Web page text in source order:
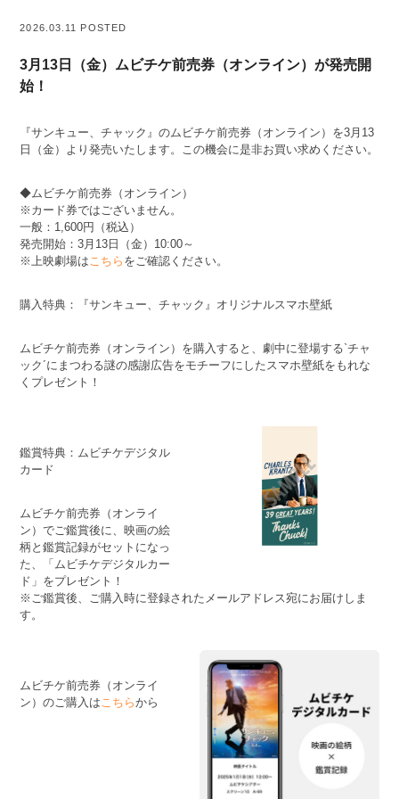
2026.03.11 POSTED
3月13日（金）ムビチケ前売券（オンライン）が発売開
始！
『サンキュー、チャック』のムビチケ前売券（オンライン）を3月13
日（金）より発売いたします。この機会に是非お買い求めください。
◆ムビチケ前売券（オンライン）
※カード券ではございません。
一般：1,600円（税込）
発売開始：3月13日（金）10:00～
※上映劇場はこちら をご確認ください。
購入特典：『サンキュー、チャック』オリジナルスマホ壁紙
ムビチケ前売券（オンライン）を購入すると、劇中に登場する`チャ
ック´にまつわる謎の感謝広告をモチーフにしたスマホ壁紙をもれな
くプレゼント！
鑑賞特典：ムビチケデジタル
カード
ムビチケ前売券（オンライ
ン）でご鑑賞後に、映画の絵
柄と鑑賞記録がセットになっ
た、「ムビチケデジタルカー
ド」をプレゼント！
※ご鑑賞後、ご購入時に登録されたメールアドレス宛にお届けしま
す。
ムビチケ前売券（オンライ
ン）のご購入はこちらから